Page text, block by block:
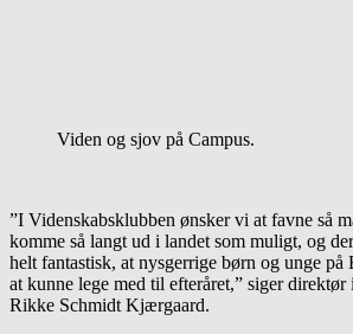
Viden og sjov på Campus.
”I Videnskabsklubben ønsker vi at favne så
komme så langt ud i landet som muligt, og
helt fantastisk, at nysgerrige børn og unge
at kunne lege med til efteråret,” siger
Rikke Schmidt Kjærgaard.